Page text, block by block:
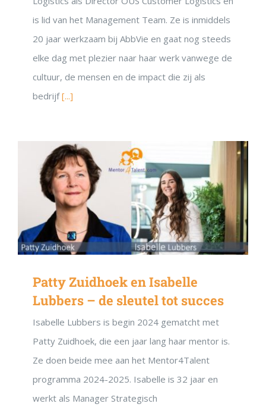
is lid van het Management Team. Ze is inmiddels
20 jaar werkzaam bij AbbVie en gaat nog steeds
elke dag met plezier naar haar werk vanwege de
cultuur, de mensen en de impact die zij als
bedrijf[...]
Patty Zuidhoek en Isabelle
Lubbers – de sleutel tot succes
Isabelle Lubbers is begin 2024 gematcht met
Patty Zuidhoek, die een jaar lang haar mentor is.
Ze doen beide mee aan het Mentor4Talent
programma 2024-2025. Isabelle is 32 jaar en
werkt als Manager Strategisch